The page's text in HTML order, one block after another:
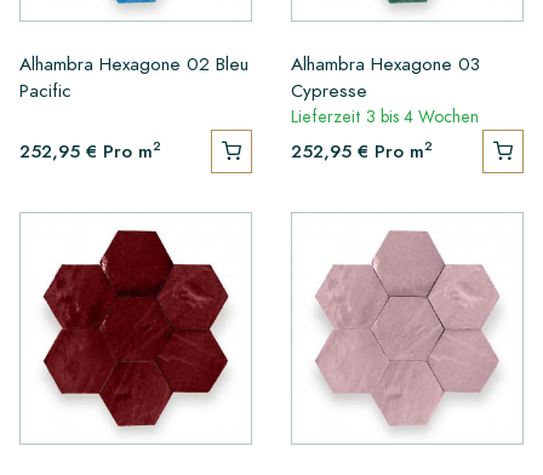
Alhambra Hexagone 02 Bleu
Pacific
252,95 € Pro m2
Alhambra Hexagone 03
Cypresse
Lieferzeit 3 bis 4 Wochen
252,95 € Pro m2